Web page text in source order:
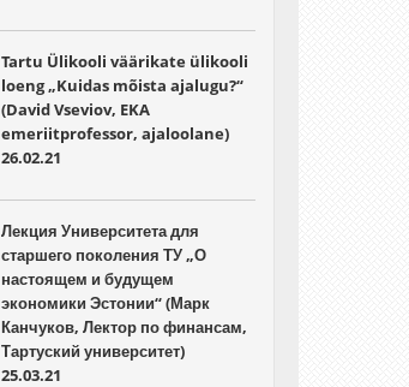
Tartu Ülikooli väärikate ülikooli
loeng „Kuidas mõista ajalugu?“
(David Vseviov, EKA
emeriitprofessor, ajaloolane)
26.02.21
Лекция Университета для
старшего поколения ТУ „О
настоящем и будущем
экономики Эстонии“ (Марк
Канчуков, Лектор по финансам,
Тартуский университет)
25.03.21